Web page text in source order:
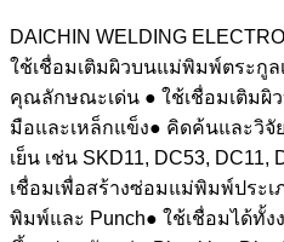
DAICHIN WELDING
ใช้เชื่อมเติมผิวบนแม่พิมพ์ตระกูล
คุณลักษณะเด่น ● ใช้เชื่อมเติมผิ
มือและเหล็กแข็ง● คิดค้นและวิ
เย็น เช่น SKD11, DC53, DC11,
เชื่อมเพื่อสร้างซ่อมแม่พิมพ์ประเ
พิมพ์และ Punch● ใช้เชื่อมได้ทั้